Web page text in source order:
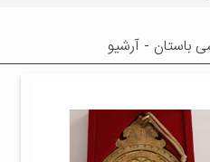
باستان - آرشیو